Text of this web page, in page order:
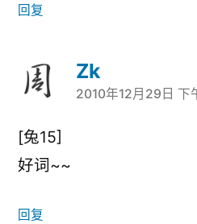
回复
Zk
说：
2010年12月29日 下
[兔15]
好词~~
回复